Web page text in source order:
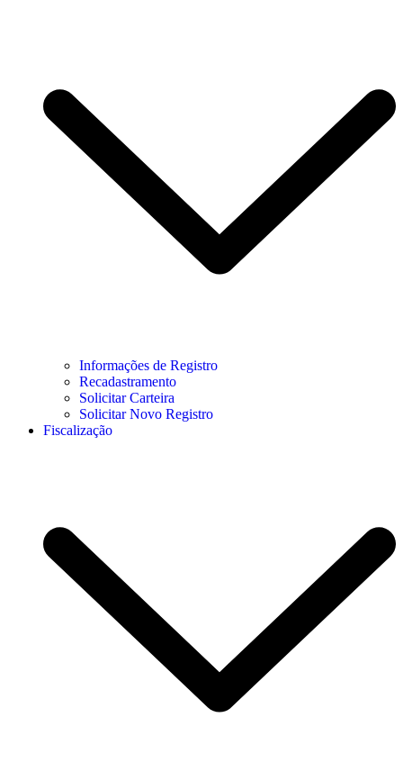
Informações de Registro
Recadastramento
Solicitar Carteira
Solicitar Novo Registro
Fiscalização